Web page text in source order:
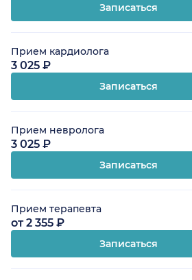
Записаться
Прием кардиолога
3 025 ₽
Записаться
Прием невролога
3 025 ₽
Записаться
Прием терапевта
от 2 355 ₽
Записаться